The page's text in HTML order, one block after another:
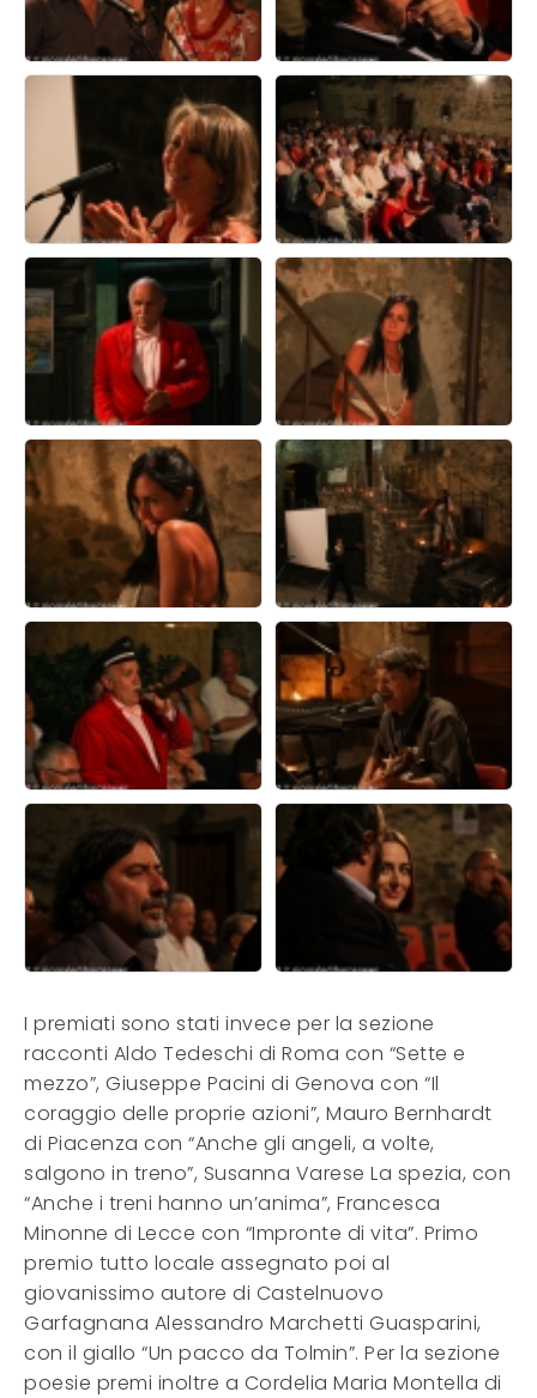
I premiati sono stati invece per la sezione
racconti Aldo Tedeschi di Roma con “Sette e
mezzo”, Giuseppe Pacini di Genova con “Il
coraggio delle proprie azioni”, Mauro Bernhardt
di Piacenza con “Anche gli angeli, a volte,
salgono in treno”, Susanna Varese La spezia, con
“Anche i treni hanno un’anima”, Francesca
Minonne di Lecce con “Impronte di vita”. Primo
premio tutto locale assegnato poi al
giovanissimo autore di Castelnuovo
Garfagnana Alessandro Marchetti Guasparini,
con il giallo “Un pacco da Tolmin”. Per la sezione
poesie premi inoltre a Cordelia Maria Montella di